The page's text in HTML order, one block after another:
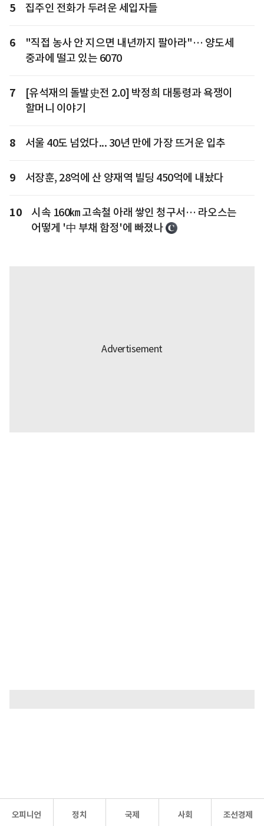
5 집주인 전화가 두려운 세입자들
6
"직접 농사 안 지으면 내년까지 팔아라"… 양도세
중과에 떨고 있는 6070
7
[유석재의 돌발史전 2.0] 박정희 대통령과 욕쟁이
할머니 이야기
8 서울 40도 넘었다... 30년 만에 가장 뜨거운 입추
9 서장훈, 28억에 산 양재역 빌딩 450억에 내놨다
10
시속 160㎞ 고속철 아래 쌓인 청구서… 라오스는
어떻게 '中 부채 함정'에 빠졌나
오피니언 정치 국제 사회 조선경제